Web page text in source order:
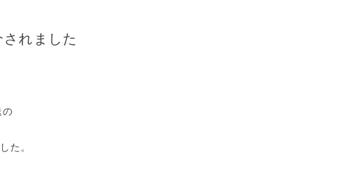
れました
た。